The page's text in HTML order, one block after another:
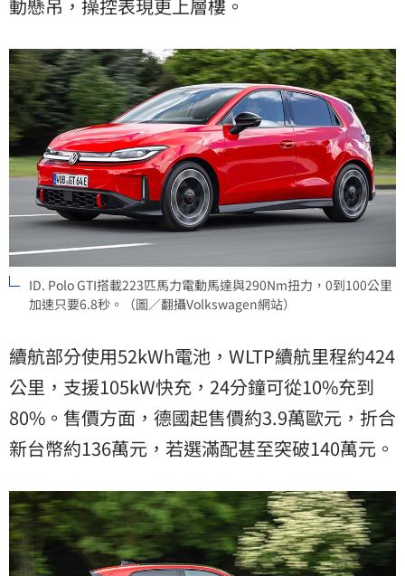
動懸吊，操控表現更上層樓。
ID. Polo GTI搭載223匹馬力電動馬達與290Nm扭力，0到100公里
加速只要6.8秒。（圖／翻攝Volkswagen網站）
續航部分使用52kWh電池，WLTP續航里程約424
公里，支援105kW快充，24分鐘可從10%充到
80%。售價方面，德國起售價約3.9萬歐元，折合
新台幣約136萬元，若選滿配甚至突破140萬元。